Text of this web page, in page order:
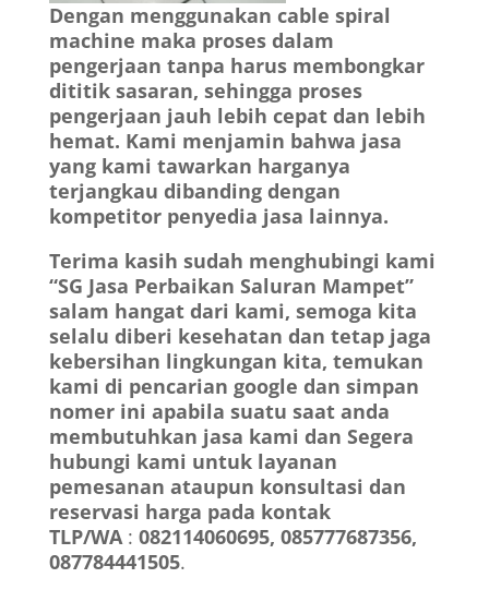
Dengan menggunakan cable spiral
machine maka proses dalam
pengerjaan tanpa harus membongkar
dititik sasaran, sehingga proses
pengerjaan jauh lebih cepat dan lebih
hemat. Kami menjamin bahwa jasa
yang kami tawarkan harganya
terjangkau dibanding dengan
kompetitor penyedia jasa lainnya.
Terima kasih sudah menghubingi kami
“SG Jasa Perbaikan Saluran Mampet”
salam hangat dari kami, semoga kita
selalu diberi kesehatan dan tetap jaga
kebersihan lingkungan kita, temukan
kami di pencarian google dan simpan
nomer ini apabila suatu saat anda
membutuhkan jasa kami dan Segera
hubungi kami untuk layanan
pemesanan ataupun konsultasi dan
reservasi harga pada kontak
TLP/WA : 082114060695, 085777687356,
087784441505.